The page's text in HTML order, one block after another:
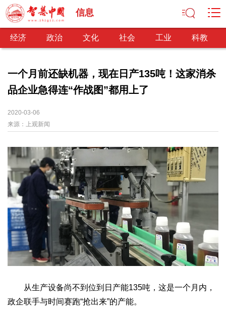
信息
经济 政治 文化 社会 工业 科教
经济
经济观察
经济转型
供给侧改革
政治
深化改革 依法治国 民主政治
观察思考
网文推荐
文化
中华文化 核心价值 文化产业 文化事业
艺术百家
文化观察
智海钩沉
社会
社会治理 社会保障 城乡发展 民生建设
工业
装备制造 智能制造 制造2025 大国工匠
一个月前还缺机器，现在日产135吨！这家消杀
品企业急得连“作战图”都用上了
2020-03-06
来源：
上观新闻
从生产设备尚不到位到日产能135吨，这是一个月内，
政企联手与时间赛跑“抢出来”的产能。